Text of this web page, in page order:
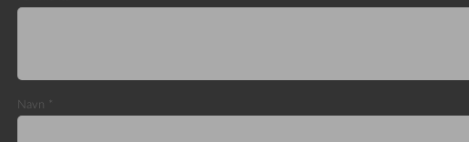
Navn *